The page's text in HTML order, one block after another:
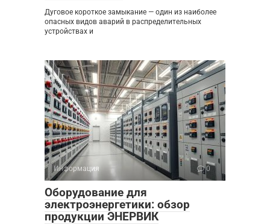
Дуговое короткое замыкание — один из наиболее
опасных видов аварий в распределительных
устройствах и
Информация 0
Оборудование для
электроэнергетики: обзор
продукции ЭНЕРВИК